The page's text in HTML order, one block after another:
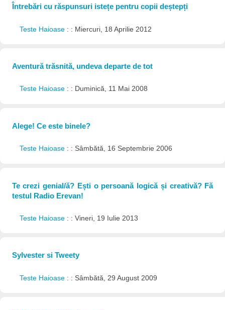
Întrebări cu răspunsuri istețe pentru copii deștepți
Teste Haioase : : Miercuri, 18 Aprilie 2012
Aventură trăsnită, undeva departe de tot
Teste Haioase : : Duminică, 11 Mai 2008
Alege! Ce este binele?
Teste Haioase : : Sâmbătă, 16 Septembrie 2006
Te crezi genial/ă? Ești o persoană logică și creativă? Fă
testul Radio Erevan!
Teste Haioase : : Vineri, 19 Iulie 2013
Sylvester si Tweety
Teste Haioase : : Sâmbătă, 29 August 2009